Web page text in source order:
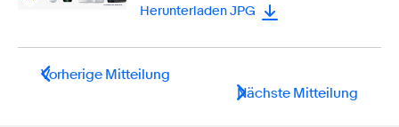
Herunterladen JPG
Vorherige Mitteilung
Nächste Mitteilung